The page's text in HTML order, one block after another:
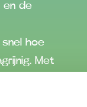
en de
hoe
Met
te